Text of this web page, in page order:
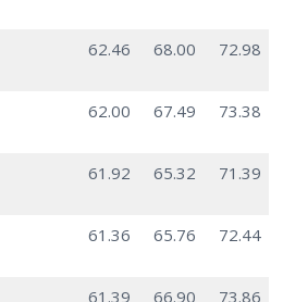
62.46 68.00 72.98
62.00 67.49 73.38
61.92 65.32 71.39
61.36 65.76 72.44
61.39 66.90 73.86